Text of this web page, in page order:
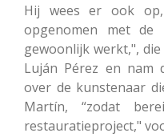
Hij wees er ook
opgenomen met
gewoonlijk werkt,",
Luján Pérez en nam
over de kunstenaar
Martín, “zodat
restauratieproject,"